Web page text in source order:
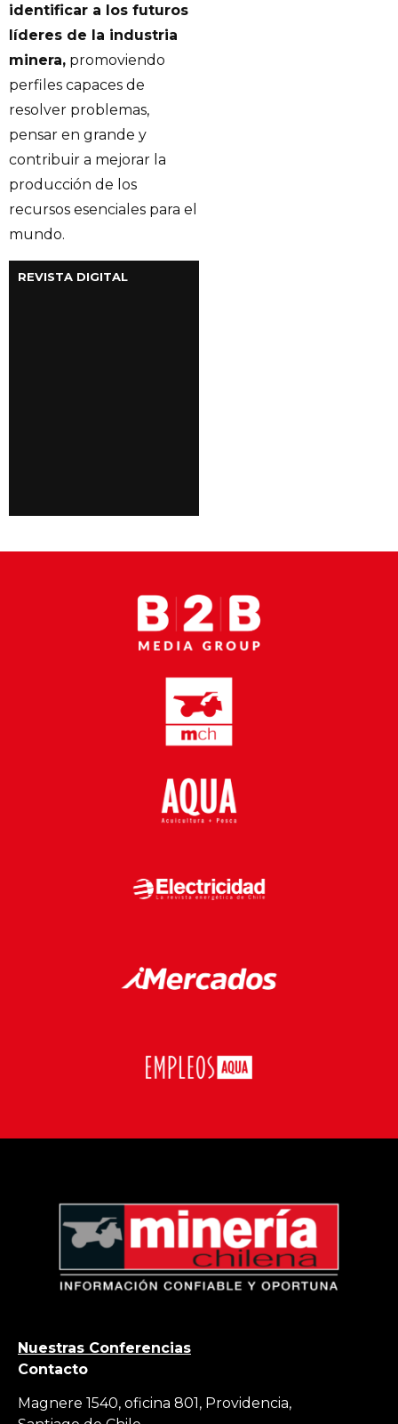
identificar a los futuros
líderes de la industria
minera, promoviendo
perfiles capaces de
resolver problemas,
pensar en grande y
contribuir a mejorar la
producción de los
recursos esenciales para el
mundo.
REVISTA DIGITAL
Nuestras Conferencias
Contacto
Magnere 1540, oficina 801, Providencia,